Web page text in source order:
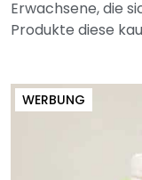
Erwachsene, die
Produkte diese
WERBUNG